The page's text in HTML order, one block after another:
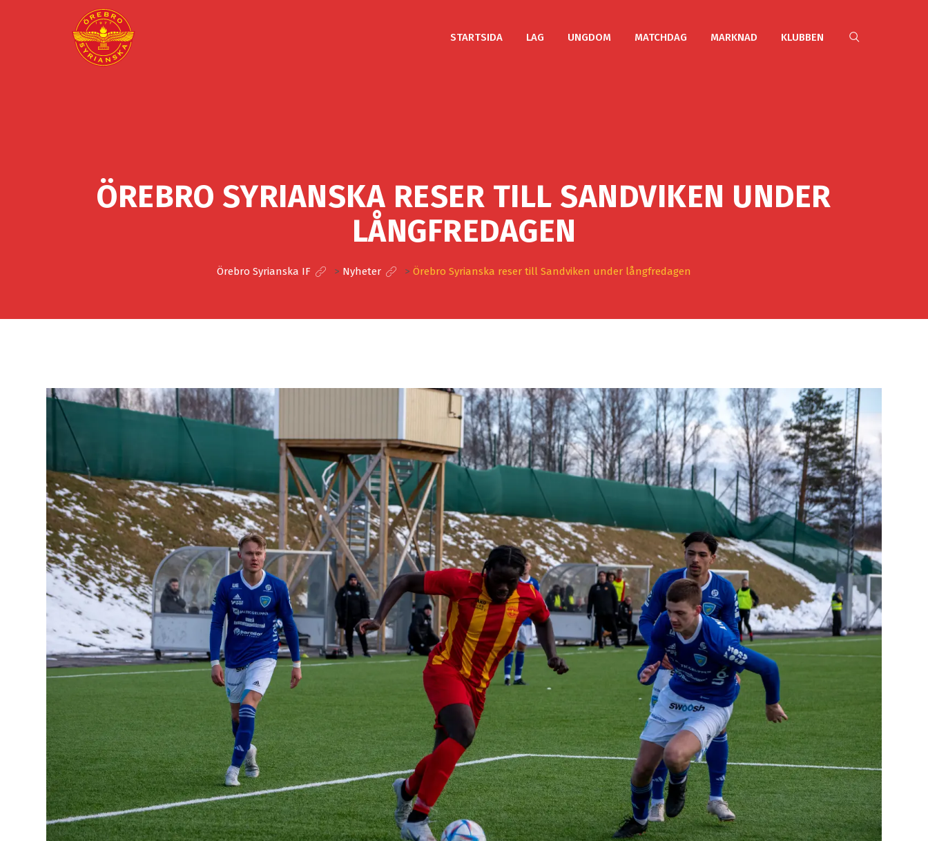
STARTSIDA LAG UNGDOM MATCHDAG MARKNAD KLUBBEN
ÖREBRO SYRIANSKA RESER TILL SANDVIKEN UNDER
LÅNGFREDAGEN
Örebro Syrianska IF > Nyheter > Örebro Syrianska reser till Sandviken under långfredagen